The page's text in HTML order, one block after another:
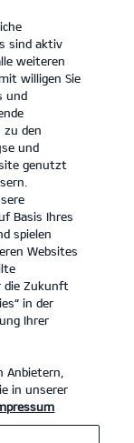
KONTAKT
/ Angebot
sind aktiv
weiteren
willigen Sie
und
zu den
und
genutzt
Basis Ihres
spielen
Websites
die Zukunft
in der
Ihrer
in unserer